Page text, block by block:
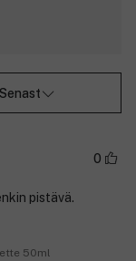
Senast
0
pistävä.
50ml